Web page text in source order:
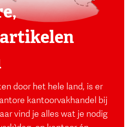
door het hele land, is er
kantoorvakhandel bij
vind je alles wat je nodig